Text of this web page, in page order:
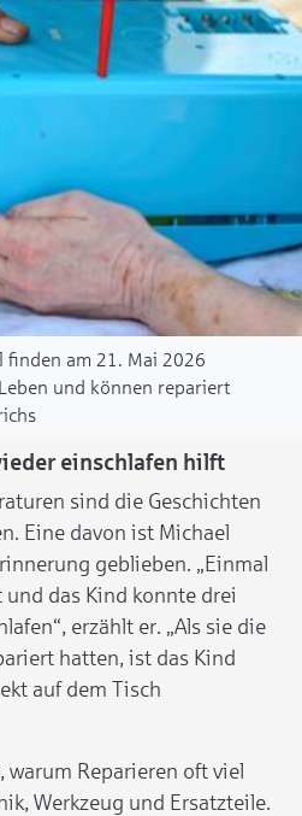
finden am 21. Mai 2026
und können repariert
einschlafen hilft
sind die Geschichten
Eine davon ist Michael
geblieben. „Einmal
das Kind konnte drei
erzählt er. „Als sie die
hatten, ist das Kind
auf dem Tisch
warum Reparieren oft viel
Werkzeug und Ersatzteile.